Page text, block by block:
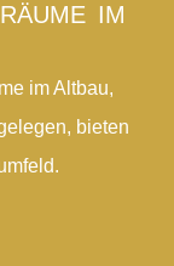
IM
im Altbau,
bieten